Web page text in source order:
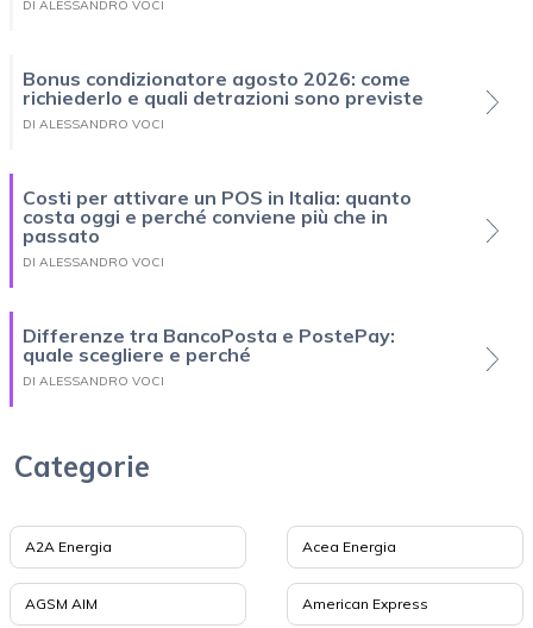
DI ALESSANDRO VOCI
Bonus condizionatore agosto 2026: come
richiederlo e quali detrazioni sono previste
DI ALESSANDRO VOCI
Costi per attivare un POS in Italia: quanto
costa oggi e perché conviene più che in
passato
DI ALESSANDRO VOCI
Differenze tra BancoPosta e PostePay:
quale scegliere e perché
DI ALESSANDRO VOCI
Categorie
A2A Energia Acea Energia
AGSM AIM American Express